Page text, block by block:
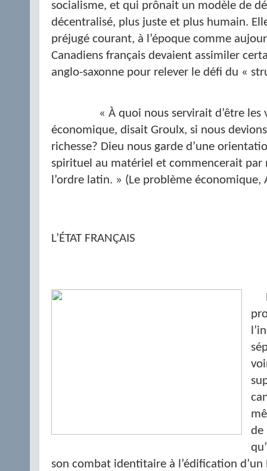
socialisme, et qui prônait un modèle de
décentralisé, plus juste et plus humain.
préjugé courant, à l’époque comme
Canadiens français devaient assimiler
anglo-saxonne pour relever le défi du «
« À quoi nous servirait d’être
économique, disait Groulx, si nous
richesse? Dieu nous garde d’une
spirituel au matériel et commencerait par
l’ordre latin. » (Le problème économique,
L’ÉTAT FRANÇAIS
de
son combat identitaire à l’édification